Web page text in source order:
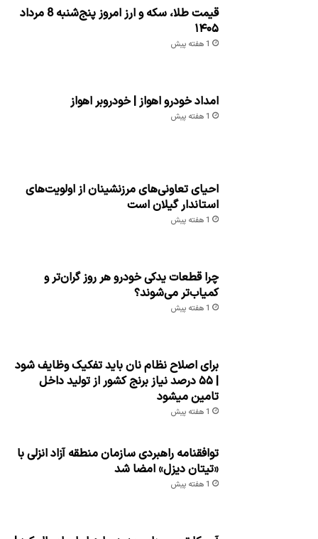
قیمت طلا، سکه و ارز امروز پنج‌شنبه 8 مرداد
۱۴۰۵
1 هفته پیش
امداد خودرو اهواز | خودروبر اهواز
1 هفته پیش
احیای تعاونی‌های مرزنشینان از اولویت‌های
استاندار گیلان است
1 هفته پیش
چرا قطعات یدکی خودرو هر روز گران‌تر و
کمیاب‌تر می‌شوند؟
1 هفته پیش
برای اصلاح نظام نان باید تفکیک وظایف شود
| ۵۵ درصد نیاز برنج کشور از تولید داخل
تامین میشود
1 هفته پیش
توافقنامه راهبردی سازمان منطقه آزاد انزلی با
«تیتان دیزل» امضا شد
1 هفته پیش